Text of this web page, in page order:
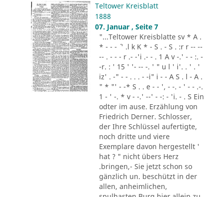
Teltower Kreisblatt
1888
07. Januar , Seite 7
"...Teltower Kreisblatte sv * A .
* - - - ´ ' .l k K * - S . - S . :r r -- --
-- . - - - r .- -'i .- - . 1 A v -.' - - :. -
-r. : ' 15 ' '- -- -. ' " u l ' i'. . ' . '
iz' . -" - - . . . - -i" i - - A S . l - A .
" * "' - -* S . . e - - ', - -. - ' - - .-.
1 - ' -. * v - -.' --' - -: - 'i. - . S Ein
odter im ause. Erzählung von
Friedrich Derner. Schlosser,
der Ihre Schlüssel aufertigte,
noch dritte und viere
Exemplare davon hergestellt '
hat ? " nicht übers Herz
.bringen,- Sie jetzt schon so
gänzlich un. beschützt in der
allen, anheimlichen,